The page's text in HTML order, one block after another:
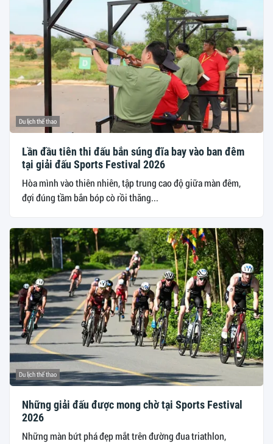
Du lịch thể thao
Lần đầu tiên thi đấu bắn súng đĩa bay vào ban đêm
tại giải đấu Sports Festival 2026
Hòa mình vào thiên nhiên, tập trung cao độ giữa màn đêm,
đợi đúng tầm bắn bóp cò rồi thăng...
Du lịch thể thao
Những giải đấu được mong chờ tại Sports Festival
2026
Những màn bứt phá đẹp mắt trên đường đua triathlon,